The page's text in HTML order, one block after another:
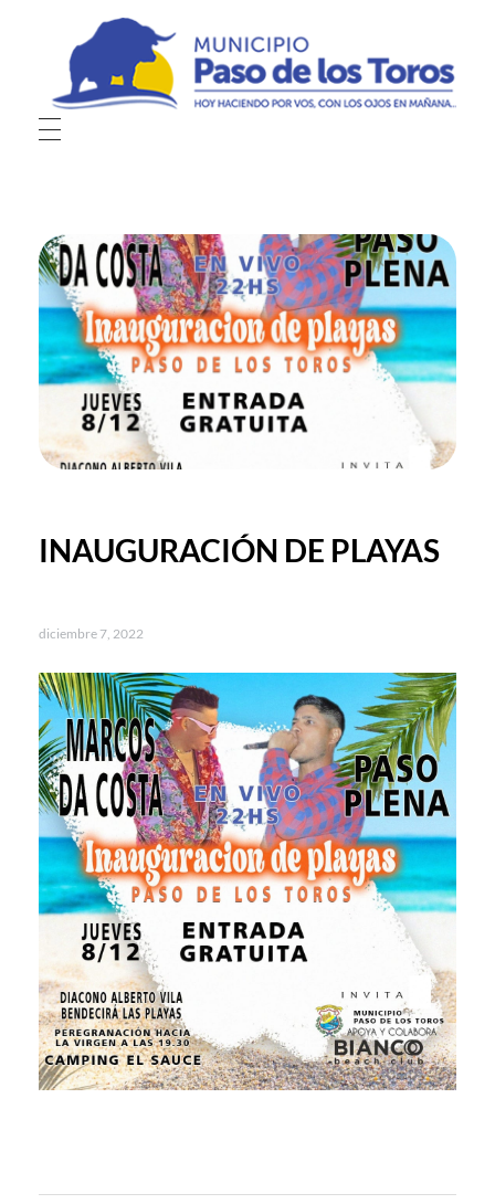
Municipio de Paso de los Toros
Hoy haciendo para vos, con los ojos en mañana
INAUGURACIÓN DE PLAYAS
diciembre 7, 2022